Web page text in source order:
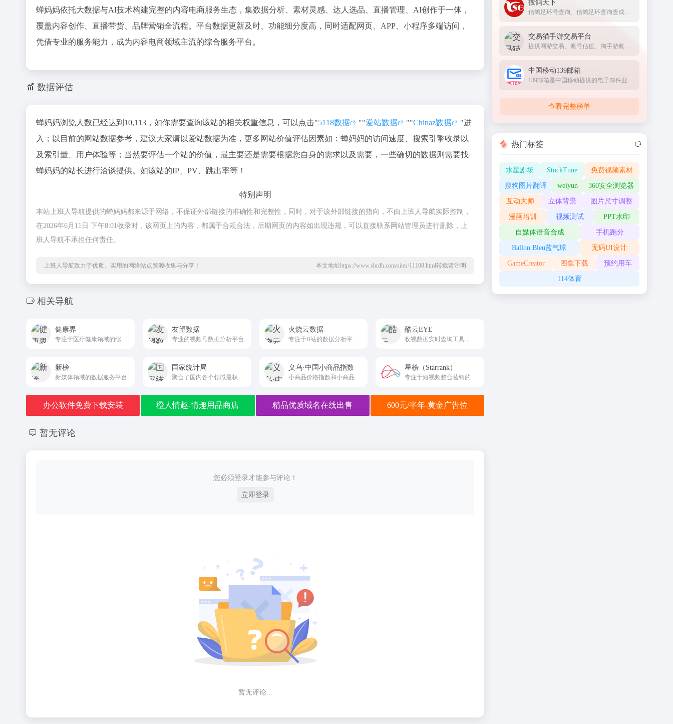
蝉妈妈依托大数据与AI技术构建完整的内容电商服务生态，集数据分析、素材灵感、达人选品、直播管理、AI创作于一体，
覆盖内容创作、直播带货、品牌营销全流程。平台数据更新及时、功能细分度高，同时适配网页、APP、小程序多端访问，
凭借专业的服务能力，成为内容电商领域主流的综合服务平台。
数据评估
蝉妈妈浏览人数已经达到10,113，如你需要查询该站的相关权重信息，可以点击"5118数据 ""爱站数据 ""Chinaz数据
"进
入；以目前的网站数据参考，建议大家请以爱站数据为准，更多网站价值评估因素如：蝉妈妈的访问速度、搜索引擎收录以
及索引量、用户体验等；当然要评估一个站的价值，最主要还是需要根据您自身的需求以及需要，一些确切的数据则需要找
蝉妈妈的站长进行洽谈提供。如该站的IP、PV、跳出率等！
特别声明
本站上班人导航提供的蝉妈妈都来源于网络，不保证外部链接的准确性和完整性，同时，对于该外部链接的指向，不由上班人导航实际控制，
在2026年6月11日 下午8:01收录时，该网页上的内容，都属于合规合法，后期网页的内容如出现违规，可以直接联系网站管理员进行删除，上
班人导航不承担任何责任。
上班人导航致力于优质、实用的网络站点资源收集与分享！ 本文地址https://www.sbrdh.com/sites/11108.html转载请注明
相关导航
健康界 友望数据
专业的视频号数据分析平台
火烧云数据
专注于B站的数据分析平台，收录B站优质UP主，
酷云EYE
新榜
新媒体领域的数据服务平台
国家统计局 义乌·中国小商品指数 星榜（Starrank）
办公软件免费下载安装 橙人情趣-情趣用品商店 精品优质域名在线出售 600元/半年-黄金广告位
暂无评论
您必须登录才能参与评论！
立即登录
暂无评论...
搜鸽天下
信鸽足环号查询、信鸽足环查询查成绩、查信鸽成绩、足环、天落成绩、脚环！
交易猫手游交易平台
提供网游交易、账号估值、淘手游账号、装备道具交易、买号卖号、游戏代练、苹果代充值、游戏充值、首充号等服务，手游交易就上交易猫官网
中国移动139邮箱
139邮箱是中国移动提供的电子邮件业务，以手机号@139.com作为邮箱地址，来邮短信及时提醒,同时提供WEB、WAP、短彩信、APP等多种方式，随时随地收发邮件
查看完整榜单
热门标签
水星剧场 StockTune 免费视频素材
搜狗图片翻译 weiyun 360安全浏览器
互动大师 立体背景 图片尺寸调整
漫画培训 视频测试 PPT水印
自媒体语音合成 手机跑分
Ballon Bleu蓝气球 无码UI设计
GameCreator 图集下载 预约用车
114体育